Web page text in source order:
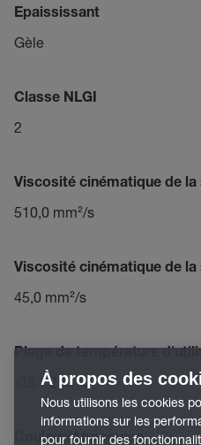
Epaississant
Gèle
Classe NLGI
2
Viscosité cinématique de la
510,0 mm²/s
Viscosité cinématique de la
45,0 mm²/s
Plage de température
-35 – 260 °C
Couleur/Apparence
À propos des
Nous utilisons les cookies
informations sur les
pour fournir des